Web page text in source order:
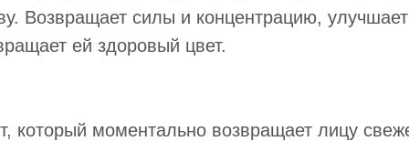
Возвращает силы и концентрацию,
ей здоровый цвет.
который моментально возвращает лицу